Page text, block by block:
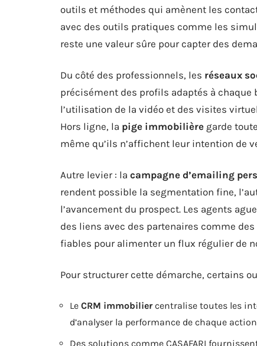
outils et méthodes qui amènent les
avec des outils pratiques comme les
reste une valeur sûre pour capter des
Du côté des professionnels, les réseaux
précisément des profils adaptés à
l’utilisation de la vidéo et des visites
Hors ligne, la pige immobilière garde
même qu’ils n’affichent leur intention de
Autre levier : la campagne d’emailing
rendent possible la segmentation fine,
l’avancement du prospect. Les agents
des liens avec des partenaires comme
fiables pour alimenter un flux régulier de
Pour structurer cette démarche, certains
Le CRM immobiliercentralise toutes les
d’analyser la performance de chaque
Des solutions comme CASAFARI